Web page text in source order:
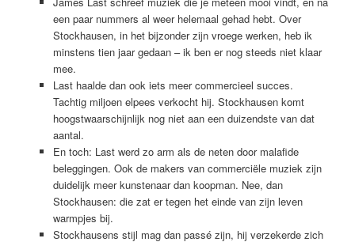
een paar nummers al weer helemaal gehad hebt. Over
Stockhausen, in het bijzonder zijn vroege werken, heb ik
minstens tien jaar gedaan – ik ben er nog steeds niet klaar
mee.
Last haalde dan ook iets meer commercieel succes.
Tachtig miljoen elpees verkocht hij. Stockhausen komt
hoogstwaarschijnlijk nog niet aan een duizendste van dat
aantal.
En toch: Last werd zo arm als de neten door malafide
beleggingen. Ook de makers van commerciële muziek zijn
duidelijk meer kunstenaar dan koopman. Nee, dan
Stockhausen: die zat er tegen het einde van zijn leven
warmpjes bij.
Stockhausens stijl mag dan passé zijn, hij verzekerde zich